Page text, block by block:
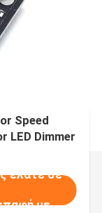
Speed
LED Dimmer
ελάτε σε
με